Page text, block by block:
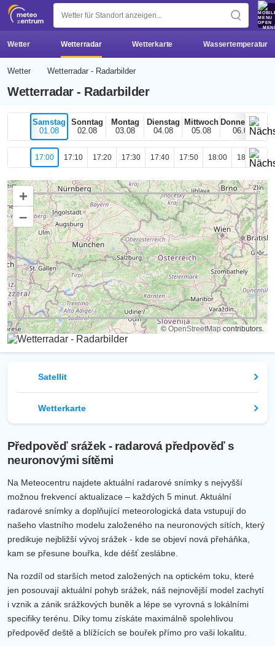
z
Wetter Wetterradar Wetterkarte Wassertemperatur
Wetter Wetterradar - Radarbilder
Wetterradar - Radarbilder
Samstag
01.08
Sonntag
02.08
Montag
03.08
Dienstag
04.08
Mittwoch
05.08
Donnerstag
06.08
17:00 17:10 17:20 17:30 17:40 17:50 18:00 18:10
+
–
© OpenStreetMapcontributors.
Satellit
Wetterkarte
Předpověď srážek - radarová předpověď s
neuronovými sítěmi
Na Meteocentru najdete aktuální radarové snímky s nejvyšší
možnou frekvencí aktualizace – každých 5 minut. Aktuální
radarové snímky a doplňující meteorologická data vstupují do
našeho vlastního modelu založeného na neuronových sítích, který
predikuje nejbližší vývoj srážek - kde se objeví nová přeháňka,
kam se přesune bouřka, kde déšť zeslábne.
Na rozdíl od starších metod založených na optickém toku, které
jen posouvají aktuální pohyb srážek, náš nejnovější model zachytí
i vznik a zánik srážkových buněk a lépe se vyrovná s lokálními
specifiky terénu. Díky tomu získáte maximálně spolehlivou
předpověď deště a blížících se bouřek přímo pro vaši lokalitu.